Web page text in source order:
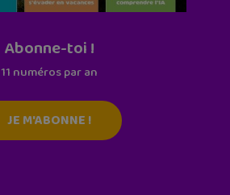
Abonne-toi !
11 numéros par an
JE M'ABONNE !